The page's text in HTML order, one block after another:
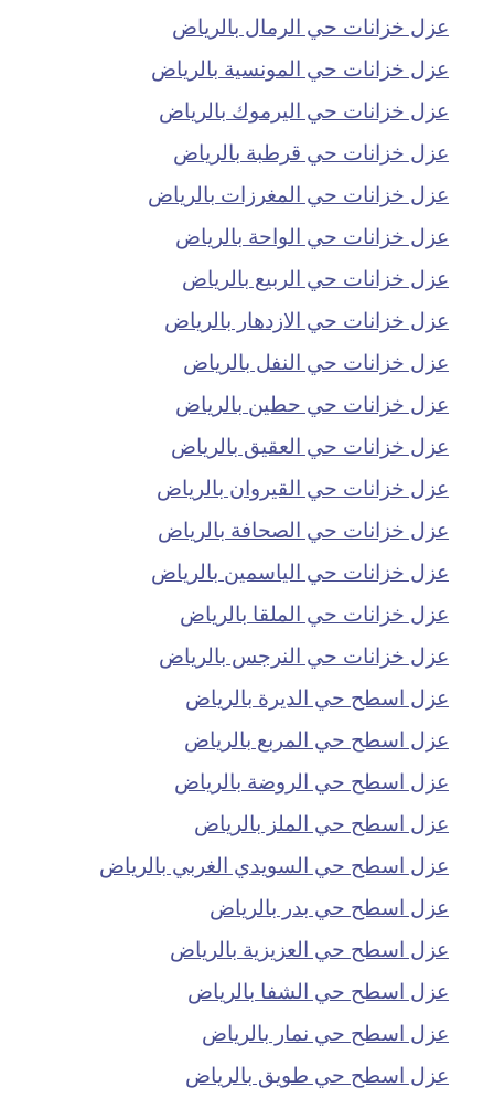
عزل خزانات حي الرمال بالرياض
عزل خزانات حي المونسية بالرياض
عزل خزانات حي اليرموك بالرياض
عزل خزانات حي قرطبة بالرياض
عزل خزانات حي المغرزات بالرياض
عزل خزانات حي الواحة بالرياض
عزل خزانات حي الربيع بالرياض
عزل خزانات حي الازدهار بالرياض
عزل خزانات حي النفل بالرياض
عزل خزانات حي حطين بالرياض
عزل خزانات حي العقيق بالرياض
عزل خزانات حي القيروان بالرياض
عزل خزانات حي الصحافة بالرياض
عزل خزانات حي الياسمين بالرياض
عزل خزانات حي الملقا بالرياض
عزل خزانات حي النرجس بالرياض
عزل اسطح حي الديرة بالرياض
عزل اسطح حي المربع بالرياض
عزل اسطح حي الروضة بالرياض
عزل اسطح حي الملز بالرياض
عزل اسطح حي السويدي الغربي بالرياض
عزل اسطح حي بدر بالرياض
عزل اسطح حي العزيزية بالرياض
عزل اسطح حي الشفا بالرياض
عزل اسطح حي نمار بالرياض
عزل اسطح حي طويق بالرياض